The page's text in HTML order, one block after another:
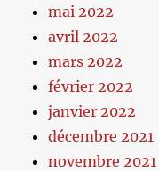
mai 2022
avril 2022
mars 2022
février 2022
janvier 2022
décembre 2021
novembre 2021